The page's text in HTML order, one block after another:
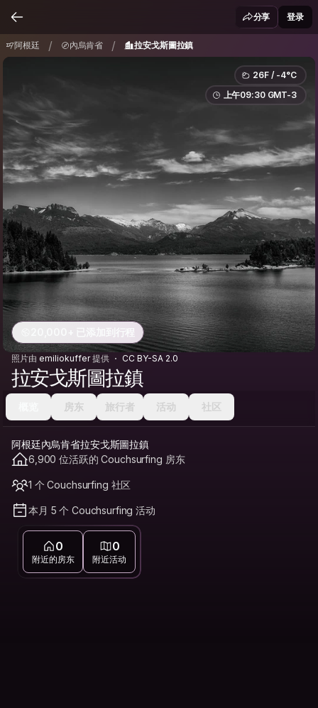
分享 登录
阿根廷 / 內烏肯省 / 拉安戈斯圖拉鎮
26F / -4°C
上午09:30 GMT-3
20,000+ 已添加到行程
照片由 emiliokuffer提供 CC BY-SA 2.0
拉安戈斯圖拉鎮
房东 旅行者 活动 社区
阿根廷內烏肯省拉安戈斯圖拉鎮
6,900 位活跃的 Couchsurfing 房东
1 个 Couchsurfing 社区
本月 5 个 Couchsurfing 活动
0
附近的房东
0
附近活动